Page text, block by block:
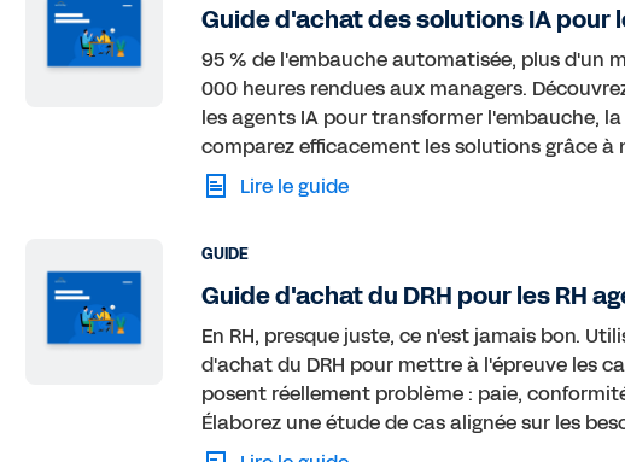
Guide d'achat des solutions IA
95 % de l'embauche automatisée, plus d'un
000 heures rendues aux managers.
les agents IA pour transformer l'embauche,
comparez efficacement les solutions grâce
Lire le guide
GUIDE
Guide d'achat du DRH pour les RH
En RH, presque juste, ce n'est jamais bon.
d'achat du DRH pour mettre à l'épreuve les
posent réellement problème : paie,
Élaborez une étude de cas alignée sur les